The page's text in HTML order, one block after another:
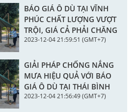
BÁO GIÁ Ô DÙ TẠI VĨNH
PHÚC CHẤT LƯỢNG VƯỢT
TRỘI, GIÁ CẢ PHẢI CHĂNG
2023-12-04 21:59:51 (GMT+7)
GIẢI PHÁP CHỐNG NẮNG
MƯA HIỆU QUẢ VỚI BÁO
GIÁ Ô DÙ TẠI THÁI BÌNH
2023-12-04 21:56:49 (GMT+7)